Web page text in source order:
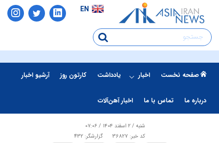
EN
صفحه نخست اخبار یادداشت کارتون روز آرشیو اخبار
درباره ما تماس با ما اخبار آهن‌آلات
شنبه / ۲ اسفند ۱۴۰۴ / ۰۷:۰۶
کد خبر: 36827
گزارشگر: 432